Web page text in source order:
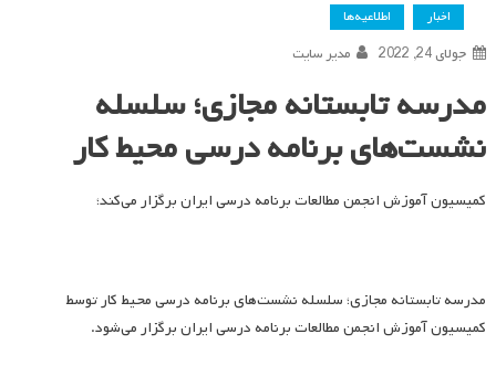
اخبار اطلاعیه‌ها
جولای 24, 2022 مدیر سایت
مدرسه تابستانه مجازی؛ سلسله
نشست‌های برنامه درسی محیط کار
کمیسیون آموزش انجمن مطالعات برنامه درسی ایران برگزار می‌کند؛
مدرسه تابستانه مجازی؛ سلسله نشست‌های برنامه درسی محیط کار توسط
کمیسیون آموزش انجمن مطالعات برنامه درسی ایران برگزار می‌شود.